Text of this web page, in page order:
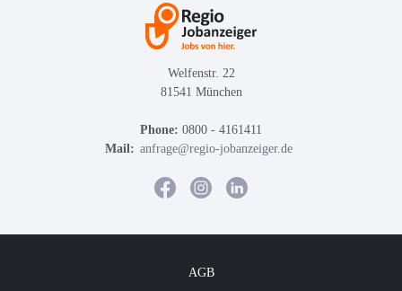
Welfenstr. 22
81541 München
Phone: 0800 - 4161411
Mail: anfrage@regio-jobanzeiger.de
AGB